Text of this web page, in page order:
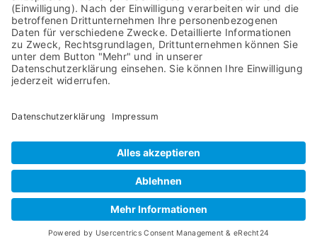
umzugehen, da Wörter oder Wendungen je
nach Kontext unterschiedliche Bedeutungen
haben können. Die feinfühlige Behandlung
kultureller Tabus und Etikette ist
entscheidend, um Übersetzungen
Die benannte kulturelle Kompetenz erfordert
von Fachübersetzern eine fortlaufende
Weiterbildung, die eine Vertiefung der
bestehenden Kenntnisse der jeweiligen
Kulturen und die Fortentwicklung der